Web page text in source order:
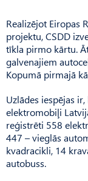
Realizējot Eiropas
projektu, CSDD
tīkla pirmo kārtu.
galvenajiem
Kopumā pirmajā
Uzlādes iespējas
elektromobiļi
reģistrēti 558
447 – vieglās
kvadracikli, 14
autobuss.